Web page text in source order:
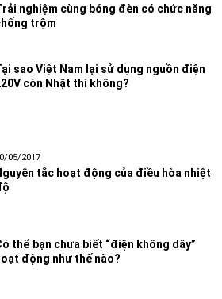
nghiệm cùng bóng đèn có chức năng
trộm
sao Việt Nam lại sử dụng nguồn điện
còn Nhật thì không?
05/2017
tắc hoạt động của điều hòa nhiệt
thể bạn chưa biết “điện không dây”
động như thế nào?